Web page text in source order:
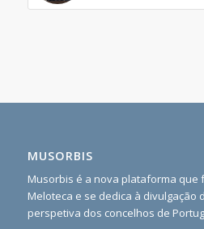
MUSORBIS
Musorbis é a nova plataforma que
Meloteca e se dedica à divulgação
perspetiva dos concelhos de